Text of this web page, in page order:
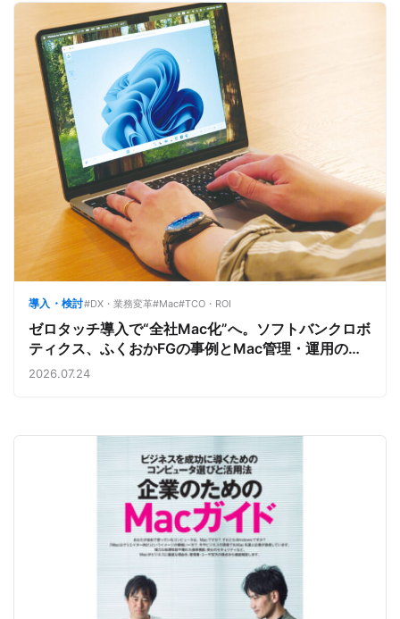
導入・検討#DX・業務変革#Mac#TCO・ROI
ゼロタッチ導入で“全社Mac化”へ。ソフトバンクロボ
ティクス、ふくおかFGの事例とMac管理・運用の強
み【今週のAppleビジネストレンド】
2026.07.24